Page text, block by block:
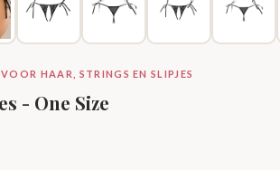
HAAR, STRINGS EN SLIPJES
- One Size